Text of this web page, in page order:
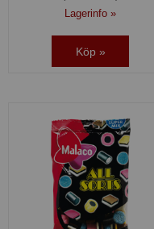
Lagerinfo »
Köp »